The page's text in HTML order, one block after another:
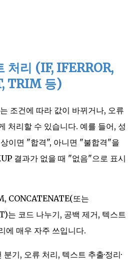
처리 (IF, IFERROR,
TRIM 등)
조건에 따라 값이 바뀌거나, 오류
처리할 수 있습니다. 예를 들어, 성
이면 "합격", 아니면 "불합격"을
결과가 없을 때 "없음"으로 표시
CONCATENATE(또는
는 코드 나누기, 공백 제거, 텍스트
에 매우 자주 쓰입니다.
기, 오류 처리, 텍스트 추출·정리·